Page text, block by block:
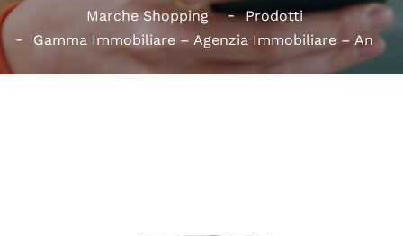
Marche Shopping
Prodotti
Gamma Immobiliare – Agenzia Immobiliare – An